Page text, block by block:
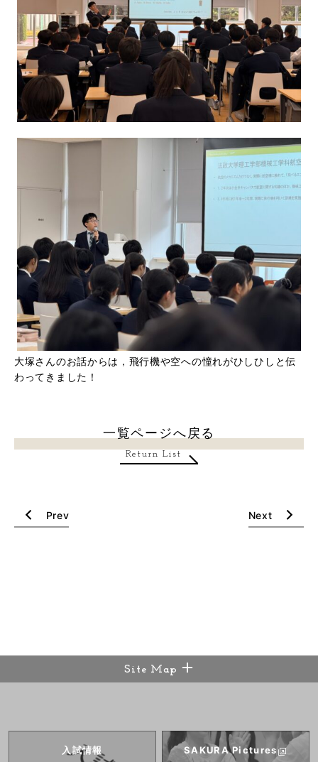
大塚さんのお話からは，飛行機や空への憧れがひしひしと伝
わってきました！
一覧ページへ戻る
Return List
Prev Next
Site Map
入試情報 SAKURAPictures